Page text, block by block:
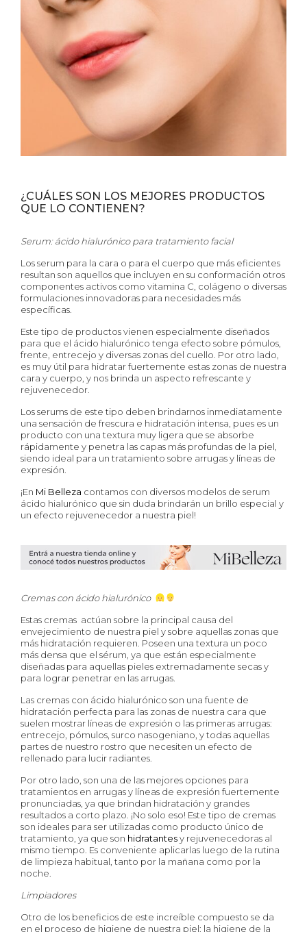
¿CUÁLES SON LOS MEJORES PRODUCTOS
QUE LO CONTIENEN?
Serum: ácido hialurónico para tratamiento facial
Los serum para la cara o para el cuerpo que más eficientes
resultan son aquellos que incluyen en su conformación otros
componentes activos como vitamina C, colágeno o diversas
formulaciones innovadoras para necesidades más
específicas.
Este tipo de productos vienen especialmente diseñados
para que el ácido hialurónico tenga efecto sobre pómulos,
frente, entrecejo y diversas zonas del cuello. Por otro lado,
es muy útil para hidratar fuertemente estas zonas de nuestra
cara y cuerpo, y nos brinda un aspecto refrescante y
rejuvenecedor.
Los serums de este tipo deben brindarnos inmediatamente
una sensación de frescura e hidratación intensa, pues es un
producto con una textura muy ligera que se absorbe
rápidamente y penetra las capas más profundas de la piel,
siendo ideal para un tratamiento sobre arrugas y líneas de
expresión.
¡En Mi Belleza contamos con diversos modelos de serum
ácido hialurónico que sin duda brindarán un brillo especial y
un efecto rejuvenecedor a nuestra piel!
Cremas con ácido hialurónico
Estas cremas actúan sobre la principal causa del
envejecimiento de nuestra piel y sobre aquellas zonas que
más hidratación requieren. Poseen una textura un poco
más densa que el sérum, ya que están especialmente
diseñadas para aquellas pieles extremadamente secas y
para lograr penetrar en las arrugas.
Las cremas con ácido hialurónico son una fuente de
hidratación perfecta para las zonas de nuestra cara que
suelen mostrar líneas de expresión o las primeras arrugas:
entrecejo, pómulos, surco nasogeniano, y todas aquellas
partes de nuestro rostro que necesiten un efecto de
rellenado para lucir radiantes.
Por otro lado, son una de las mejores opciones para
tratamientos en arrugas y líneas de expresión fuertemente
pronunciadas, ya que brindan hidratación y grandes
resultados a corto plazo. ¡No solo eso! Este tipo de cremas
son ideales para ser utilizadas como producto único de
tratamiento, ya que son hidratantesy rejuvenecedoras al
mismo tiempo. Es conveniente aplicarlas luego de la rutina
de limpieza habitual, tanto por la mañana como por la
noche.
Limpiadores
Otro de los beneficios de este increíble compuesto se da
en el proceso de higiene de nuestra piel: la higiene de la